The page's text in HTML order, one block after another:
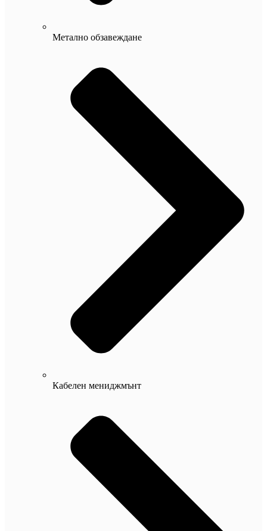
Метално обзавеждане
Кабелен мениджмънт